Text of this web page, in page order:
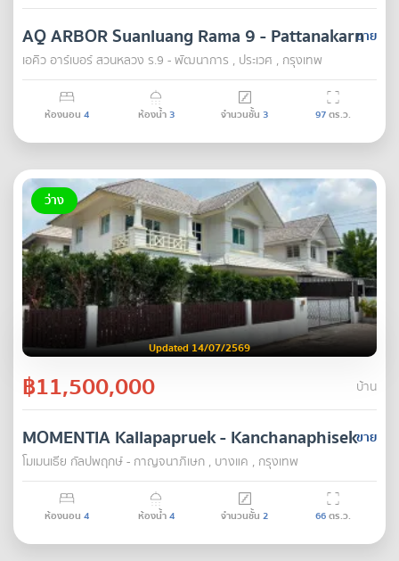
ขาย
AQ ARBOR Suanluang Rama 9 - Pattanakarn
เอคิว อาร์เบอร์ สวนหลวง ร.9 - พัฒนาการ , ประเวศ , กรุงเทพ
ห้องนอน 4 ห้องน้ำ3 จำนวนชั้น 3 97ตร.ว.
ว่าง
Updated 14/07/2569
฿11,500,000 บ้าน
ขาย
MOMENTIA Kallapapruek - Kanchanaphisek
โมเมนเธีย กัลปพฤกษ์ - กาญจนาภิเษก , บางแค , กรุงเทพ
ห้องนอน 4 ห้องน้ำ4 จำนวนชั้น 2 66ตร.ว.